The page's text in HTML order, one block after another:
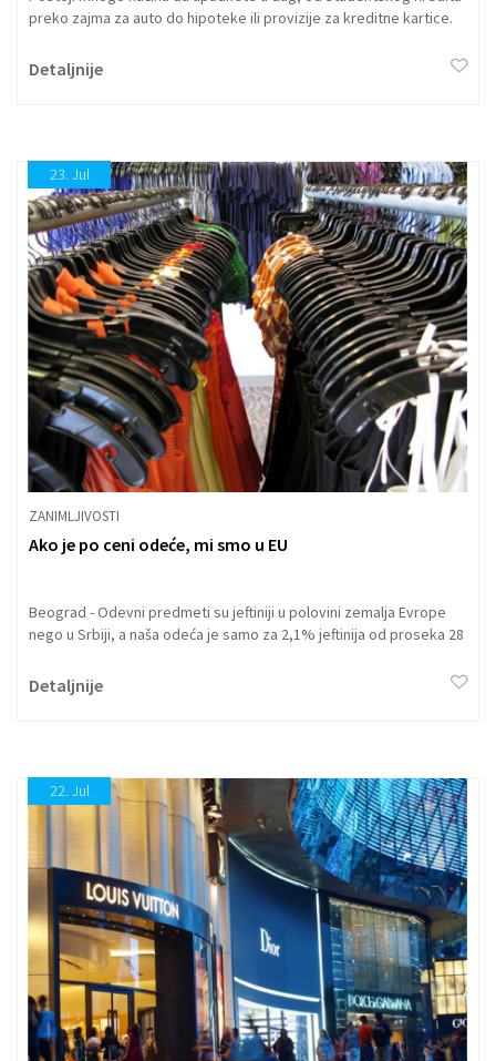
preko zajma za auto do hipoteke ili provizije za kreditne kartice.
ponosni trenutak u vašoj finansijskoj prošlosti.
Detaljnije
23. Jul
ZANIMLJIVOSTI
Ako je po ceni odeće, mi smo u EU
Beograd - Odevni predmeti su jeftiniji u polovini zemalja Evrope
nego u Srbiji, a naša odeća je samo za 2,1% jeftinija od proseka 28
Detaljnije
22. Jul